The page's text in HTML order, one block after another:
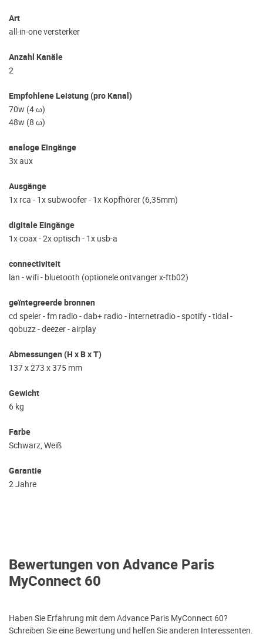
Art
all-in-one versterker
Anzahl Kanäle
2
Empfohlene Leistung (pro Kanal)
70w (4 ω)
48w (8 ω)
analoge Eingänge
3x aux
Ausgänge
1x rca - 1x subwoofer - 1x Kopfhörer (6,35mm)
digitale Eingänge
1x coax - 2x optisch - 1x usb-a
connectiviteit
lan - wifi - bluetooth (optionele ontvanger x-ftb02)
geïntegreerde bronnen
cd speler - fm radio - dab+ radio - internetradio - spotify - tidal -
qobuzz - deezer - airplay
Abmessungen (H x B x T)
137 x 273 x 375 mm
Gewicht
6 kg
Farbe
Schwarz, Weiß
Garantie
2 Jahre
Bewertungen von Advance Paris
MyConnect 60
Haben Sie Erfahrung mit dem Advance Paris MyConnect 60?
Schreiben Sie eine Bewertung und helfen Sie anderen Interessenten.